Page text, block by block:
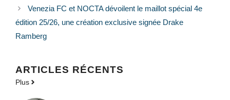
Venezia FC et NOCTA dévoilent le maillot spécial 4e
édition 25/26, une création exclusive signée Drake
Ramberg
ARTICLES RÉCENTS
Plus